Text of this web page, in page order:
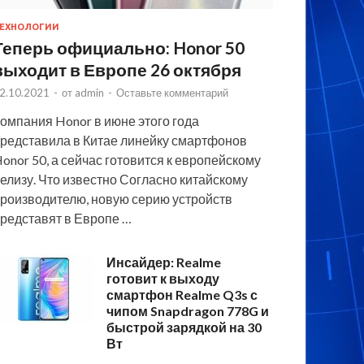
официально: Honor 50
в Европе 26 октября
- от admin - Оставьте комментарий
Honor в июне этого года
в Китае линейку смартфонов
50, а сейчас готовится к европейскому
Что известно Согласно китайскому
новую серию устройств
в Европе …
Инсайдер: Realme
готовит к выходу
смартфон Realme Q3s с
чипом Snapdragon 778G и
быстрой зарядкой на 30
Вт